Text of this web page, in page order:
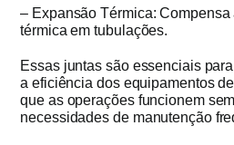
– Expansão Térmica:
térmica em tubulações.
Essas juntas são essenciais
a eficiência dos equipamentos
que as operações funcionem
necessidades de manutenção